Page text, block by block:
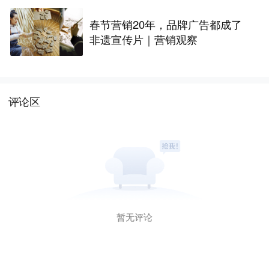
春节营销20年，品牌广告都成了
非遗宣传片｜营销观察
评论区
暂无评论